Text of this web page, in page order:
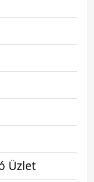
Üzlet